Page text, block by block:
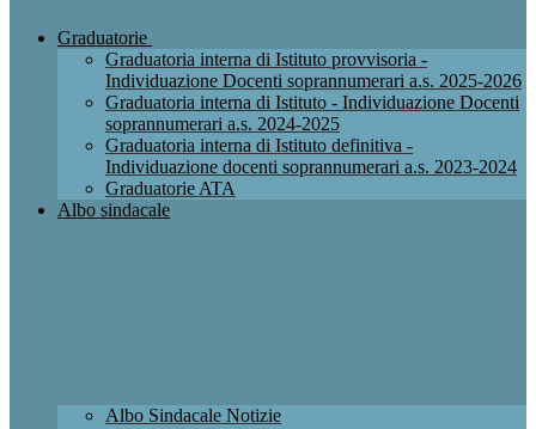
Graduatorie
Graduatoria interna di Istituto provvisoria -
Individuazione Docenti soprannumerari a.s. 2025-2026
Graduatoria interna di Istituto - Individuazione Docenti
soprannumerari a.s. 2024-2025
Graduatoria interna di Istituto definitiva -
Individuazione docenti soprannumerari a.s. 2023-2024
Graduatorie ATA
Albo sindacale
Albo Sindacale Notizie